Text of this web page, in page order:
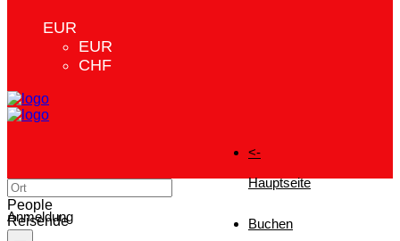
EUR
EUR
CHF
<-
Hauptseite
Buchen
Anmeldung
People
Reisende